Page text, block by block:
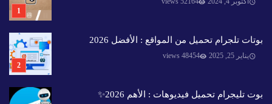
بوتات تلجرام تحميل من المواقع : الأفضل 2026
يناير 25, 2025 48454 views
بوت تليجرام تحميل فيديوهات : الأهم 2026✨️